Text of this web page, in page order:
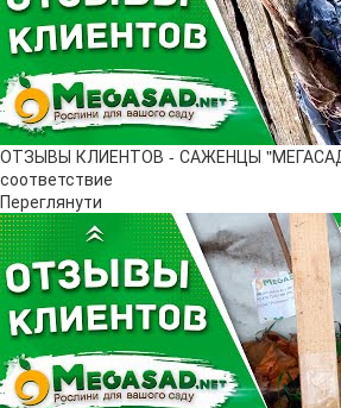
ОТЗЫВЫ КЛИЕНТОВ - САЖЕНЦЫ
соответствие
Переглянути